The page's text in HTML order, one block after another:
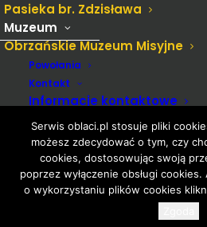
Pasieka br. Zdzisława
Muzeum
Obrzańskie Muzeum Misyjne
Powołania
Kontakt
Informacje kontaktowe
Misjonarze Oblaci MN
Intencje mszalne
OCEiK w Gdańsku
Ochrona danych
Ochrona dzieci i młodzieży
© 2022 Oblaci.pl Wszystkie prawa
wykorzystujecookies i używa
Administrator strony –
Serwis oblaci.pl stosuje pliki
możesz zdecydować o tym, czy
cookies, dostosowując swoją
poprzez wyłączenie obsługi
o wykorzystaniu plików cookies